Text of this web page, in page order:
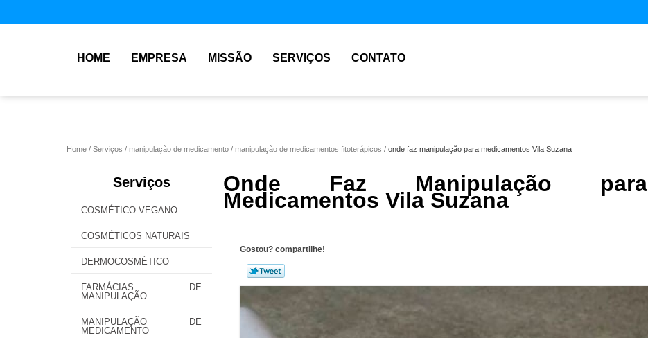
HOME EMPRESA MISSÃO SERVIÇOS CONTATO
Home Serviços manipulação de medicamento manipulação de medicamentos fitoterápicos onde faz manipulação para medicamentos Vila Suzana
Serviços
COSMÉTICO VEGANO
COSMÉTICOS NATURAIS
DERMOCOSMÉTICO
FARMÁCIAS DE
MANIPULAÇÃO
MANIPULAÇÃO DE
MEDICAMENTO
Onde Faz Manipulação para
Medicamentos Vila Suzana
Gostou? compartilhe!